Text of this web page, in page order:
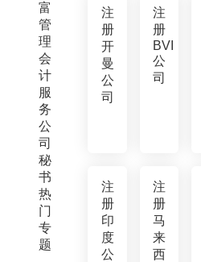
富
管
理
会
计
服
务
公
司
秘
书
热
门
专
题
注
册
开
曼
公
司
注
册
BVI
公
司
注
册
印
度
公
注
册
马
来
西